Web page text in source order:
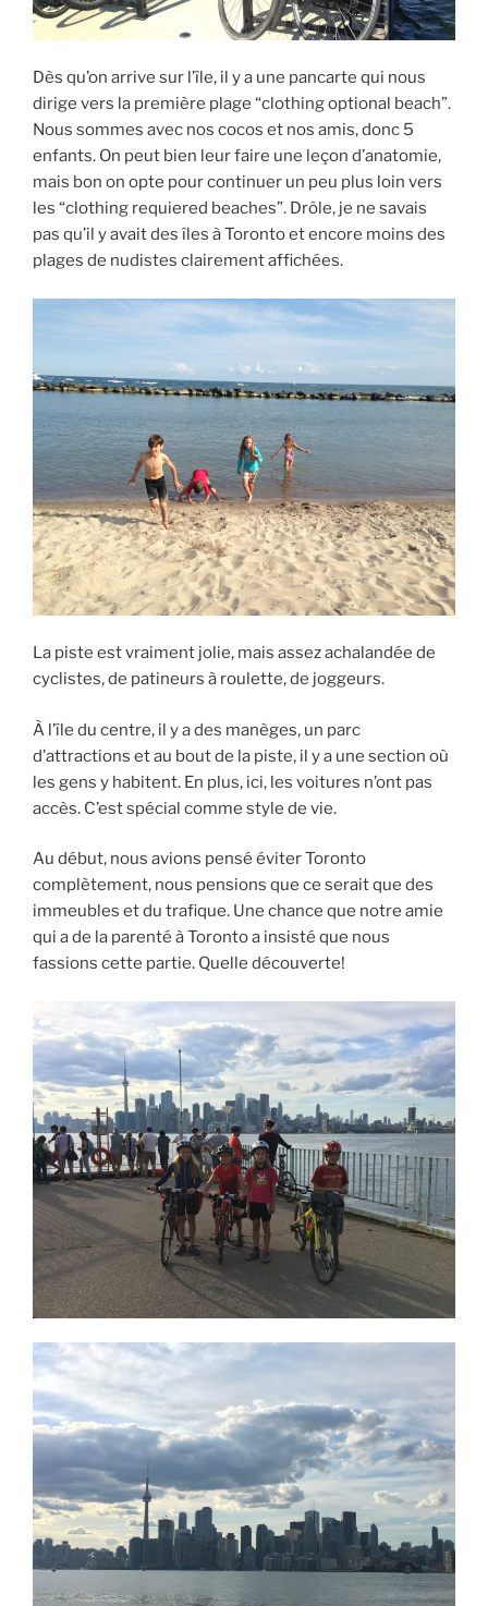
Dès qu’on arrive sur l’île, il y a une pancarte qui nous
dirige vers la première plage “clothing optional beach”.
Nous sommes avec nos cocos et nos amis, donc 5
enfants. On peut bien leur faire une leçon d’anatomie,
mais bon on opte pour continuer un peu plus loin vers
les “clothing requiered beaches”. Drôle, je ne savais
pas qu’il y avait des îles à Toronto et encore moins des
plages de nudistes clairement affichées.
La piste est vraiment jolie, mais assez achalandée de
cyclistes, de patineurs à roulette, de joggeurs.
À l’île du centre, il y a des manèges, un parc
d’attractions et au bout de la piste, il y a une section où
les gens y habitent. En plus, ici, les voitures n’ont pas
accès. C’est spécial comme style de vie.
Au début, nous avions pensé éviter Toronto
complètement, nous pensions que ce serait que des
immeubles et du trafique. Une chance que notre amie
qui a de la parenté à Toronto a insisté que nous
fassions cette partie. Quelle découverte!